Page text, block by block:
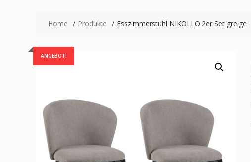
Home Produkte Esszimmerstuhl NIKOLLO 2er Set greige
ANGEBOT!